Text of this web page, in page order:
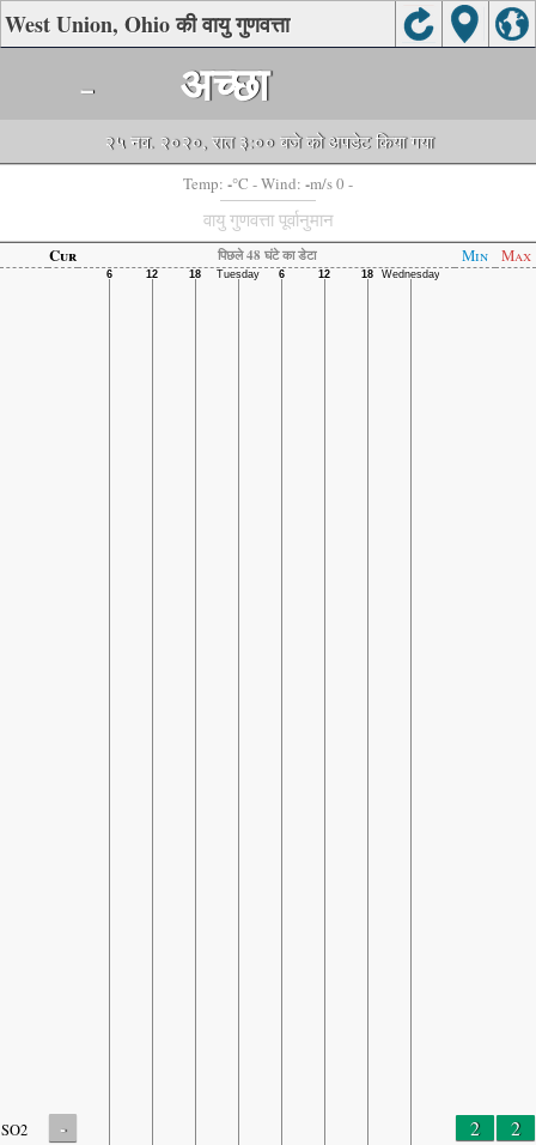
West Union, Ohio की वायु गुणवत्ता
- अच्छा
२५ नव. २०२०, रात ३:०० बजे को अपडेट किया गया
Temp: -°C - Wind: -m/s 0 -
वायु गुणवत्ता पूर्वानुमान
Cur पिछले 48 घंटे का डेटा Min Max
SO2 - 2 2